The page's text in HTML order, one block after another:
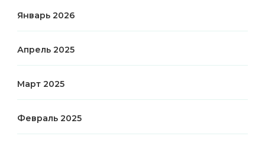
Январь 2026
Апрель 2025
Март 2025
Февраль 2025